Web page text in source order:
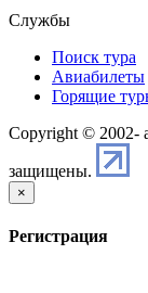
Службы
Поиск тура
Авиабилеты
Горящие
Copyright © 2002-
защищены.
×
Регистрация